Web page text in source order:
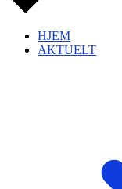
HJEM
AKTUELT